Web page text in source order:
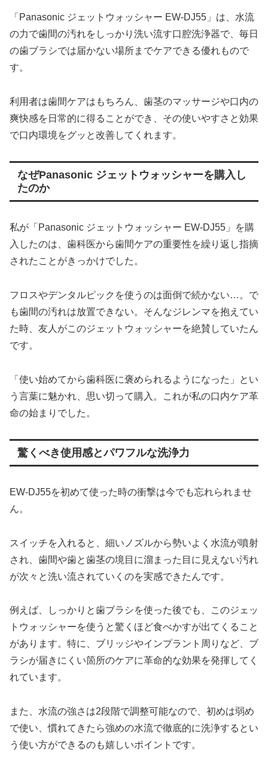
「Panasonic ジェットウォッシャー EW-DJ55」は、水流
の力で歯間の汚れをしっかり洗い流す口腔洗浄器で、毎日
の歯ブラシでは届かない場所までケアできる優れもので
す。
利用者は歯間ケアはもちろん、歯茎のマッサージや口内の
爽快感を日常的に得ることができ、その使いやすさと効果
で口内環境をグッと改善してくれます。
なぜPanasonic ジェットウォッシャーを購入し
たのか
私が「Panasonic ジェットウォッシャー EW-DJ55」を購
入したのは、歯科医から歯間ケアの重要性を繰り返し指摘
されたことがきっかけでした。
フロスやデンタルピックを使うのは面倒で続かない…。で
も歯間の汚れは放置できない。そんなジレンマを抱えてい
た時、友人がこのジェットウォッシャーを絶賛していたん
です。
「使い始めてから歯科医に褒められるようになった」とい
う言葉に魅かれ、思い切って購入。これが私の口内ケア革
命の始まりでした。
驚くべき使用感とパワフルな洗浄力
EW-DJ55を初めて使った時の衝撃は今でも忘れられませ
ん。
スイッチを入れると、細いノズルから勢いよく水流が噴射
され、歯間や歯と歯茎の境目に溜まった目に見えない汚れ
が次々と洗い流されていくのを実感できたんです。
例えば、しっかりと歯ブラシを使った後でも、このジェッ
トウォッシャーを使うと驚くほど食べかすが出てくること
があります。特に、ブリッジやインプラント周りなど、ブ
ラシが届きにくい箇所のケアに革命的な効果を発揮してく
れています。
また、水流の強さは2段階で調整可能なので、初めは弱め
で使い、慣れてきたら強めの水流で徹底的に洗浄するとい
う使い方ができるのも嬉しいポイントです。